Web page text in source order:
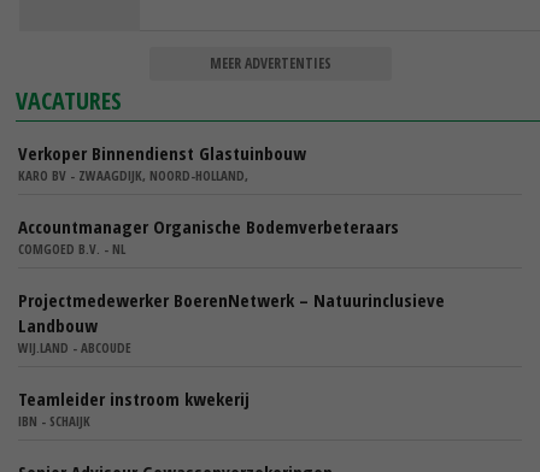
MEER ADVERTENTIES
VACATURES
Verkoper Binnendienst Glastuinbouw
KARO BV - ZWAAGDIJK, NOORD-HOLLAND,
Accountmanager Organische Bodemverbeteraars
COMGOED B.V. - NL
Projectmedewerker BoerenNetwerk – Natuurinclusieve
Landbouw
WIJ.LAND - ABCOUDE
Teamleider instroom kwekerij
IBN - SCHAIJK